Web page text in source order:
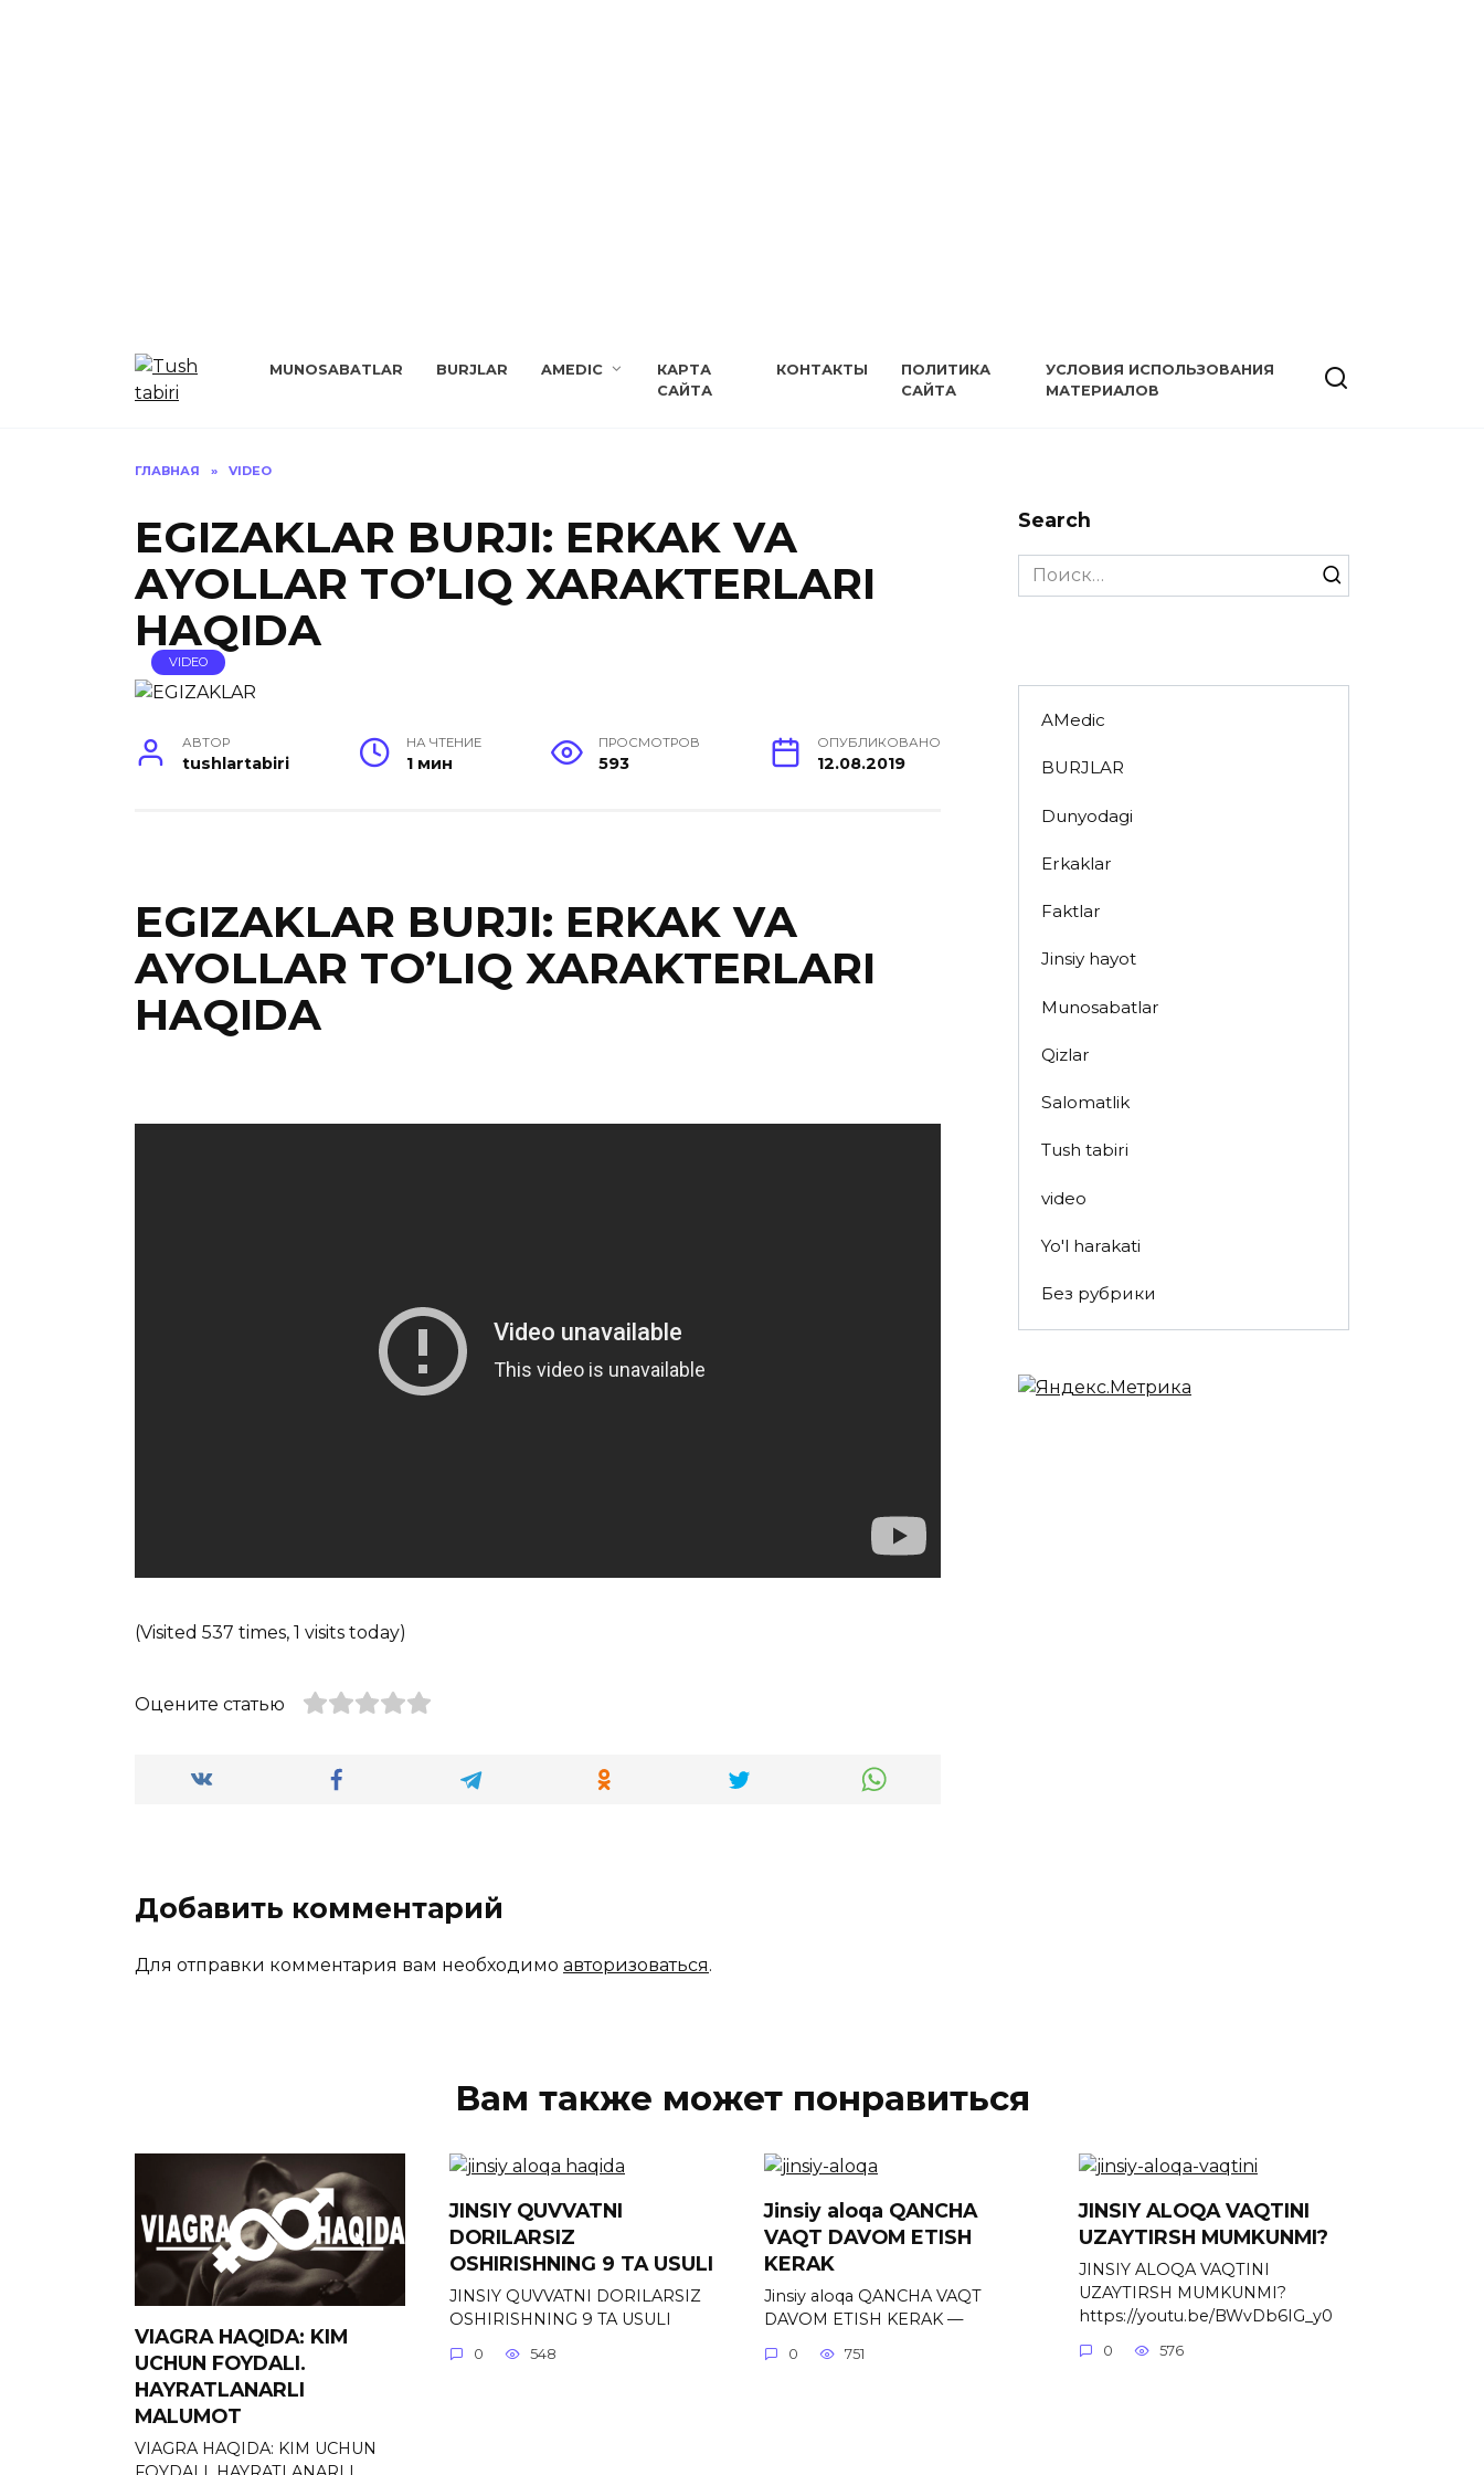
MUNOSABATLAR BURJLAR AMEDIC
КАРТА
САЙТА
КОНТАКТЫ
ПОЛИТИКА
САЙТА
УСЛОВИЯ ИСПОЛЬЗОВАНИЯ
МАТЕРИАЛОВ
ГЛАВНАЯ » VIDEO
EGIZAKLAR BURJI: ERKAK VA
AYOLLAR TO’LIQ XARAKTERLARI
HAQIDA
VIDEO
АВТОР
tushlartabiri
НА ЧТЕНИЕ
1 мин
ПРОСМОТРОВ
593
ОПУБЛИКОВАНО
12.08.2019
EGIZAKLAR BURJI: ERKAK VA
AYOLLAR TO’LIQ XARAKTERLARI
HAQIDA
(Visited 537 times, 1 visits today)
Оцените статью
Добавить комментарий
Для отправки комментария вам необходимо авторизоваться.
Search
Search
for:
AMedic
BURJLAR
Dunyodagi
Erkaklar
Faktlar
Jinsiy hayot
Munosabatlar
Qizlar
Salomatlik
Tush tabiri
video
Yo'l harakati
Без рубрики
Вам также может понравиться
VIAGRA HAQIDA: KIM
UCHUN FOYDALI.
HAYRATLANARLI
MALUMOT
VIAGRA HAQIDA: KIM UCHUN
JINSIY QUVVATNI
DORILARSIZ
OSHIRISHNING 9 TA USULI
JINSIY QUVVATNI DORILARSIZ
OSHIRISHNING 9 TA USULI
0 548
Jinsiy aloqa QANCHA
VAQT DAVOM ETISH
KERAK
Jinsiy aloqa QANCHA VAQT
DAVOM ETISH KERAK —
0 751
JINSIY ALOQA VAQTINI
UZAYTIRSH MUMKUNMI?
JINSIY ALOQA VAQTINI
UZAYTIRSH MUMKUNMI?
https://youtu.be/BWvDb6IG_y0
0 576